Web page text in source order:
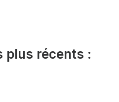
plus récents :